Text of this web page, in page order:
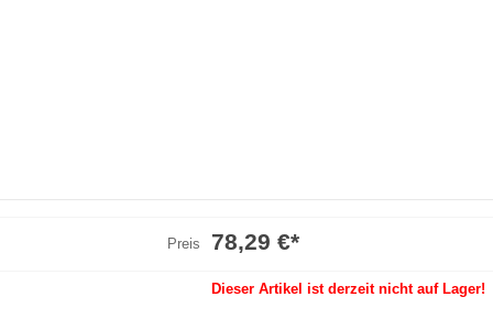
Preis 78,29 €*
Dieser Artikel ist derzeit nicht auf Lager!